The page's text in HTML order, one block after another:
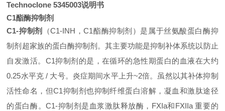
Technoclone5345003说明书
C1酯酶抑制剂
C1-抑制剂
（C1-INH，C1酯酶抑制剂）是属于丝氨酸蛋白酶抑
制剂超家族的蛋白酶抑制剂。其主要功能是抑制补体系统以防止
自发激活。C1抑制剂的是，在循环的急性期蛋白的血液在大约
0.25水平克 / 大号。炎症期间水平上升~2倍。虽然以其补体抑制
活性命名，但C1抑制剂也抑制纤维蛋白溶解，凝血和激肽途径
的蛋白酶。C1-抑制剂是血浆激肽释放酶，FXIa和FXIIa 重要的